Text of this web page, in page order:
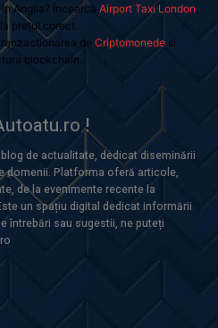
Anglia? Încearcă Airport Taxi London
prețul corect.
de Criptomonedesi
blockchain.
!
de actualitate, dedicat diseminării
domenii. Platforma oferă articole,
de la evenimente recente la
un spațiu digital dedicat informării
întrebări sau sugestii, ne puteți